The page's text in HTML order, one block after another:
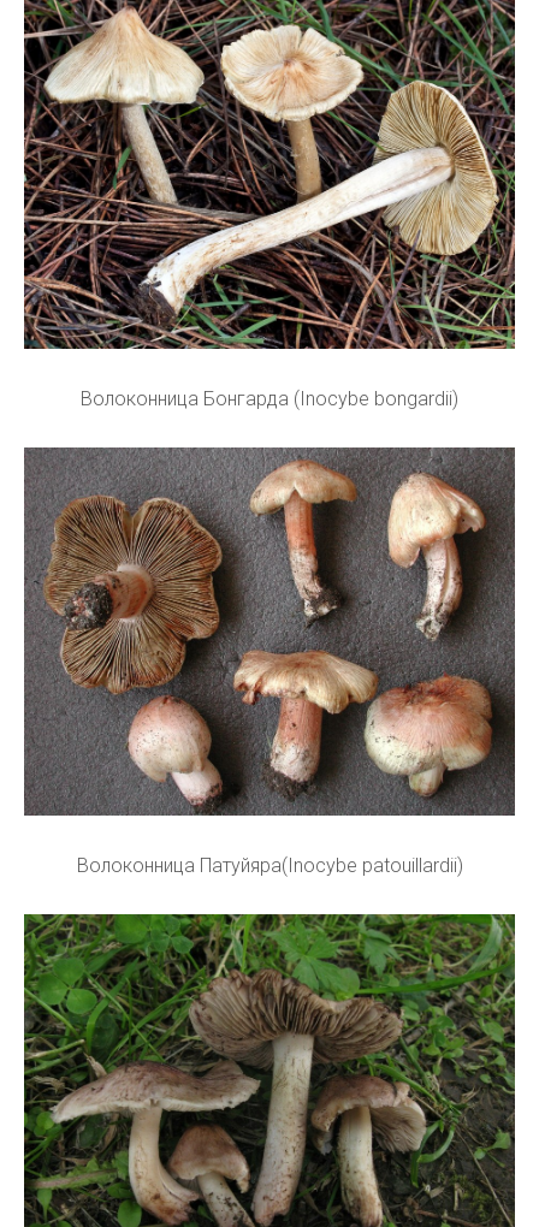
Волоконница Бонгарда (Inocybe bongardii)
Волоконница Патуйяра(Inocybe patouillardii)